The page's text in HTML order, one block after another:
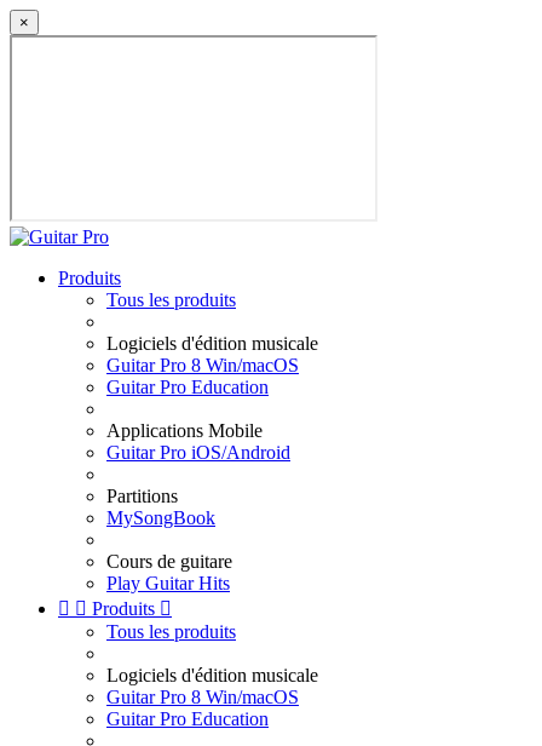
×
Produits
Tous les produits
Logiciels d'édition musicale
Guitar Pro 8 Win/macOS
Guitar Pro Education
Applications Mobile
Guitar Pro iOS/Android
Partitions
MySongBook
Cours de guitare
Play Guitar Hits
  Produits 
Tous les produits
Logiciels d'édition musicale
Guitar Pro 8 Win/macOS
Guitar Pro Education